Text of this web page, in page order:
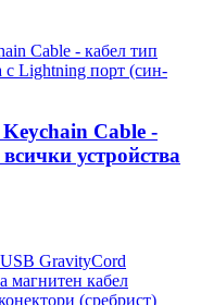
Cable -
устройства